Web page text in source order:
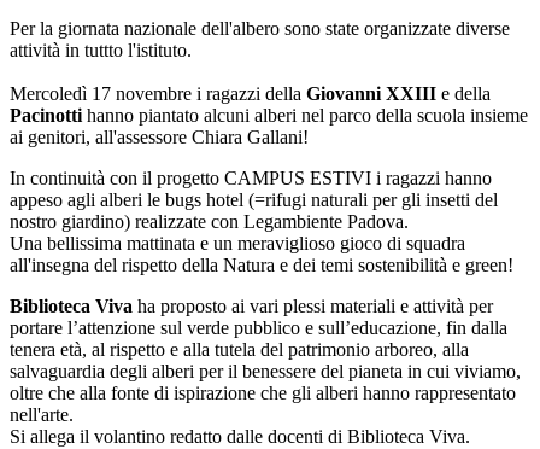
Per la giornata nazionale dell'albero sono state organizzate diverse
attività in tuttto l'istituto.
Mercoledì 17 novembre i ragazzi della Giovanni XXIII e della
Pacinotti hanno piantato alcuni alberi nel parco della scuola insieme
ai genitori, all'assessore Chiara Gallani!
In continuità con il progetto CAMPUS ESTIVI i ragazzi hanno
appeso agli alberi le bugs hotel (=rifugi naturali per gli insetti del
nostro giardino) realizzate con Legambiente Padova.
Una bellissima mattinata e un meraviglioso gioco di squadra
all'insegna del rispetto della Natura e dei temi sostenibilità e green!
Biblioteca Viva ha proposto ai vari plessi materiali e attività per
portare l’attenzione sul verde pubblico e sull’educazione, fin dalla
tenera età, al rispetto e alla tutela del patrimonio arboreo, alla
salvaguardia degli alberi per il benessere del pianeta in cui viviamo,
oltre che alla fonte di ispirazione che gli alberi hanno rappresentato
nell'arte.
Si allega il volantino redatto dalle docenti di Biblioteca Viva.